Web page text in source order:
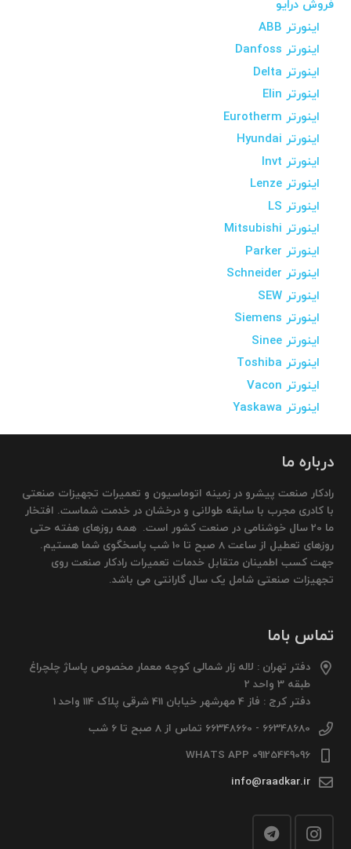
فروش درایو
اینورتر ABB
اینورتر Danfoss
اینورتر Delta
اینورتر Elin
اینورتر Eurotherm
اینورتر Hyundai
اینورتر Invt
اینورتر Lenze
اینورتر LS
اینورتر Mitsubishi
اینورتر Parker
اینورتر Schneider
اینورتر SEW
اینورتر Siemens
اینورتر Sinee
اینورتر Toshiba
اینورتر Vacon
اینورتر Yaskawa
درباره ما
رادکار صنعت پیشرو در زمینه اتوماسیون و تعمیرات تجهیزات صنعتی
با کادری مجرب با سابقه طولانی و درخشان در خدمت شماست. افتخار
ما 20 سال خوشنامی در صنعت کشور است. همه روزهای هفته حتی
روزهای تعطیل از ساعت 8 صبح تا 10 شب پاسخگوی شما هستیم.
جهت کسب اطمینان متقابل خدمات تعمیرات رادکار صنعت روی
تجهیزات صنعتی شامل یک سال گارانتی می باشد.
تماس باما
دفتر تهران : لاله زار شمالی کوچه معمار مخصوص پاساژ چلچراغ
طبقه 3 واحد 2
دفتر کرج : فاز 4 مهرشهر خیابان 411 شرقی پلاک 114 واحد 1
66348680 - 66348660 تماس از 8 صبح تا 6 شب
09125449096 WHATS APP
info@raadkar.ir